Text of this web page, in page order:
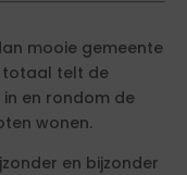
mooie gemeente
totaal telt de
in en rondom de
wonen.
en bijzonder